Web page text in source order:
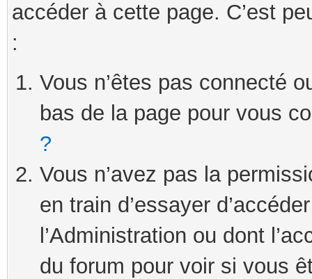
accéder à cette page. C’est
:
Vous n’êtes pas connecté
bas de la page pour vous
?
Vous n’avez pas la
en train d’essayer
l’Administration ou dont
du forum pour voir si vous